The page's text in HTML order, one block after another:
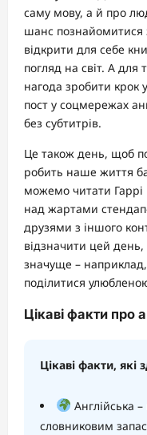
саму мову, а й про
шанс познайомитися
відкрити для себе
погляд на світ. А для
нагода зробити крок
пост у соцмережах
без субтитрів.
Це також день, щоб
робить наше життя
можемо читати Гаррі
над жартами стендап-
друзями з іншого
відзначити цей
значуще –
поділитися
Цікаві факти про
Цікаві факти, які
Англійська
словниковим